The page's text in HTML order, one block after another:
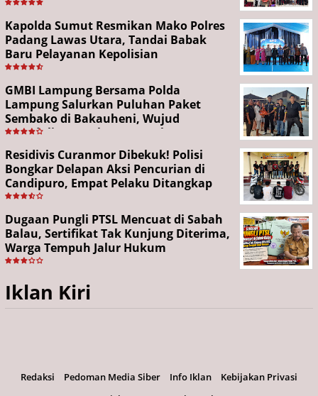
Kapolda Sumut Resmikan Mako Polres
Padang Lawas Utara, Tandai Babak
Baru Pelayanan Kepolisian
GMBI Lampung Bersama Polda
Lampung Salurkan Puluhan Paket
Sembako di Bakauheni, Wujud
Kepedulian Sambut HUT RI ke-81
Residivis Curanmor Dibekuk! Polisi
Bongkar Delapan Aksi Pencurian di
Candipuro, Empat Pelaku Ditangkap
Dugaan Pungli PTSL Mencuat di Sabah
Balau, Sertifikat Tak Kunjung Diterima,
Warga Tempuh Jalur Hukum
Iklan Kiri
Redaksi Pedoman Media Siber Info Iklan
Kebijakan Privasi